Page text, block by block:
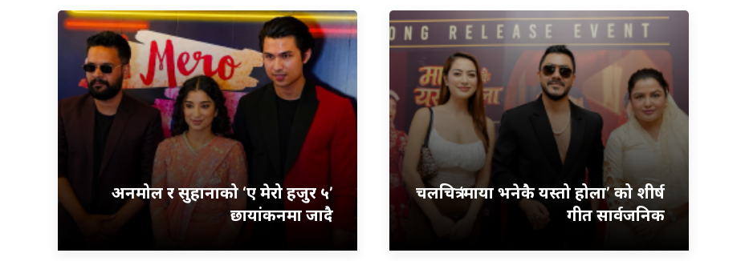
अनमोल र सुहानाको ‘ए मेरो हजुर ५’
छायांकनमा जादै
चलचित्र ‘माया भनेकै यस्तो होला’ को शीर्ष
गीत सार्वजनिक